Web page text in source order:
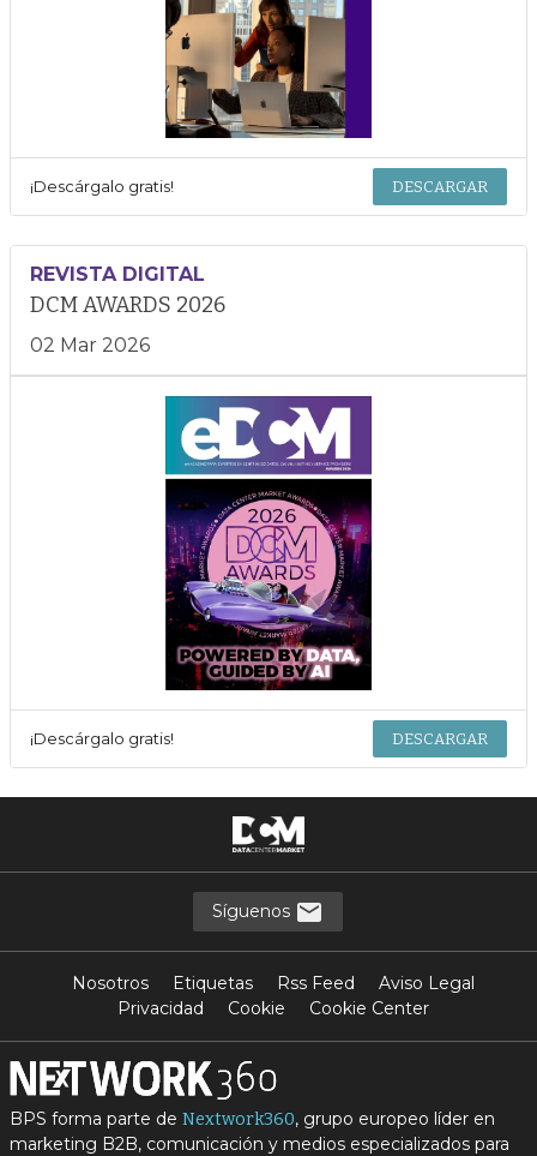
¡Descárgalo gratis! DESCARGAR
REVISTA DIGITAL
DCM AWARDS 2026
02 Mar 2026
¡Descárgalo gratis! DESCARGAR
Síguenos
Nosotros Etiquetas Rss Feed
Aviso Legal
Privacidad
Cookie Cookie Center
BPS forma parte de Nextwork360, grupo europeo líder en
marketing B2B, comunicación y medios especializados para